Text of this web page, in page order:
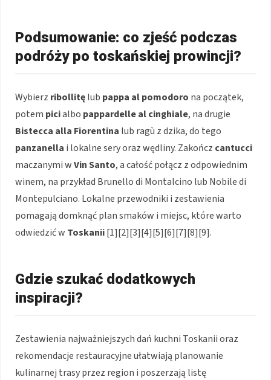
Podsumowanie: co zjeść podczas
podróży po toskańskiej prowincji?
Wybierz ribollitęlub pappa al pomodoro na początek,
potem picialbo pappardelle al cinghiale, na drugie
Bistecca alla Fiorentina lub ragù z dzika, do tego
panzanella i lokalne sery oraz wędliny. Zakończ cantucci
maczanymi wVin Santo, a całość połącz z odpowiednim
winem, na przykład Brunello di Montalcino lub Nobile di
Montepulciano. Lokalne przewodniki i zestawienia
pomagają domknąć plan smaków i miejsc, które warto
odwiedzić w Toskanii[1][2][3][4][5][6][7][8][9].
Gdzie szukać dodatkowych
inspiracji?
Zestawienia najważniejszych dań kuchni Toskanii oraz
rekomendacje restauracyjne ułatwiają planowanie
kulinarnej trasy przez region i poszerzają listę